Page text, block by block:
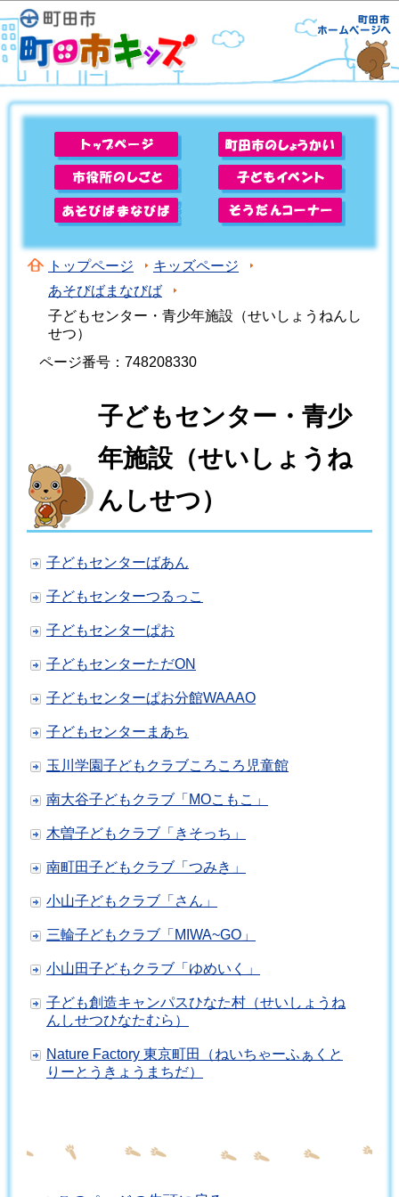
トップページ
キッズページ
あそびばまなびば
子どもセンター・青少年施設（せいしょうねんし
せつ）
ページ番号：748208330
子どもセンター・青少
年施設（せいしょうね
んしせつ）
子どもセンターばあん
子どもセンターつるっこ
子どもセンターぱお
子どもセンターただON
子どもセンターぱお分館WAAAO
子どもセンターまあち
玉川学園子どもクラブころころ児童館
南大谷子どもクラブ「MOこもこ」
木曽子どもクラブ「きそっち」
南町田子どもクラブ「つみき」
小山子どもクラブ「さん」
三輪子どもクラブ「MIWA~GO」
小山田子どもクラブ「ゆめいく」
子ども創造キャンパスひなた村（せいしょうね
んしせつひなたむら）
Nature Factory 東京町田（ねいちゃーふぁくと
りーとうきょうまちだ）